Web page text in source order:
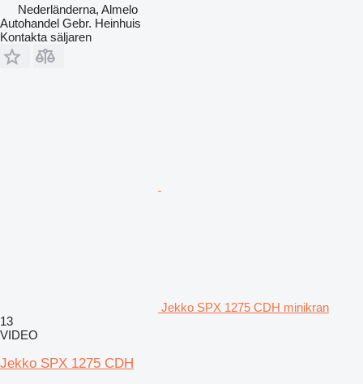
Nederländerna, Almelo
Autohandel Gebr. Heinhuis
Kontakta säljaren
Jekko SPX 1275 CDH minikran
13
VIDEO
Jekko SPX 1275 CDH